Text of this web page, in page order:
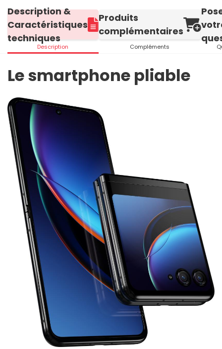
Description &
Caractéristiques
techniques
Description
Produits
complémentaires
Compléments
Le smartphone pliable